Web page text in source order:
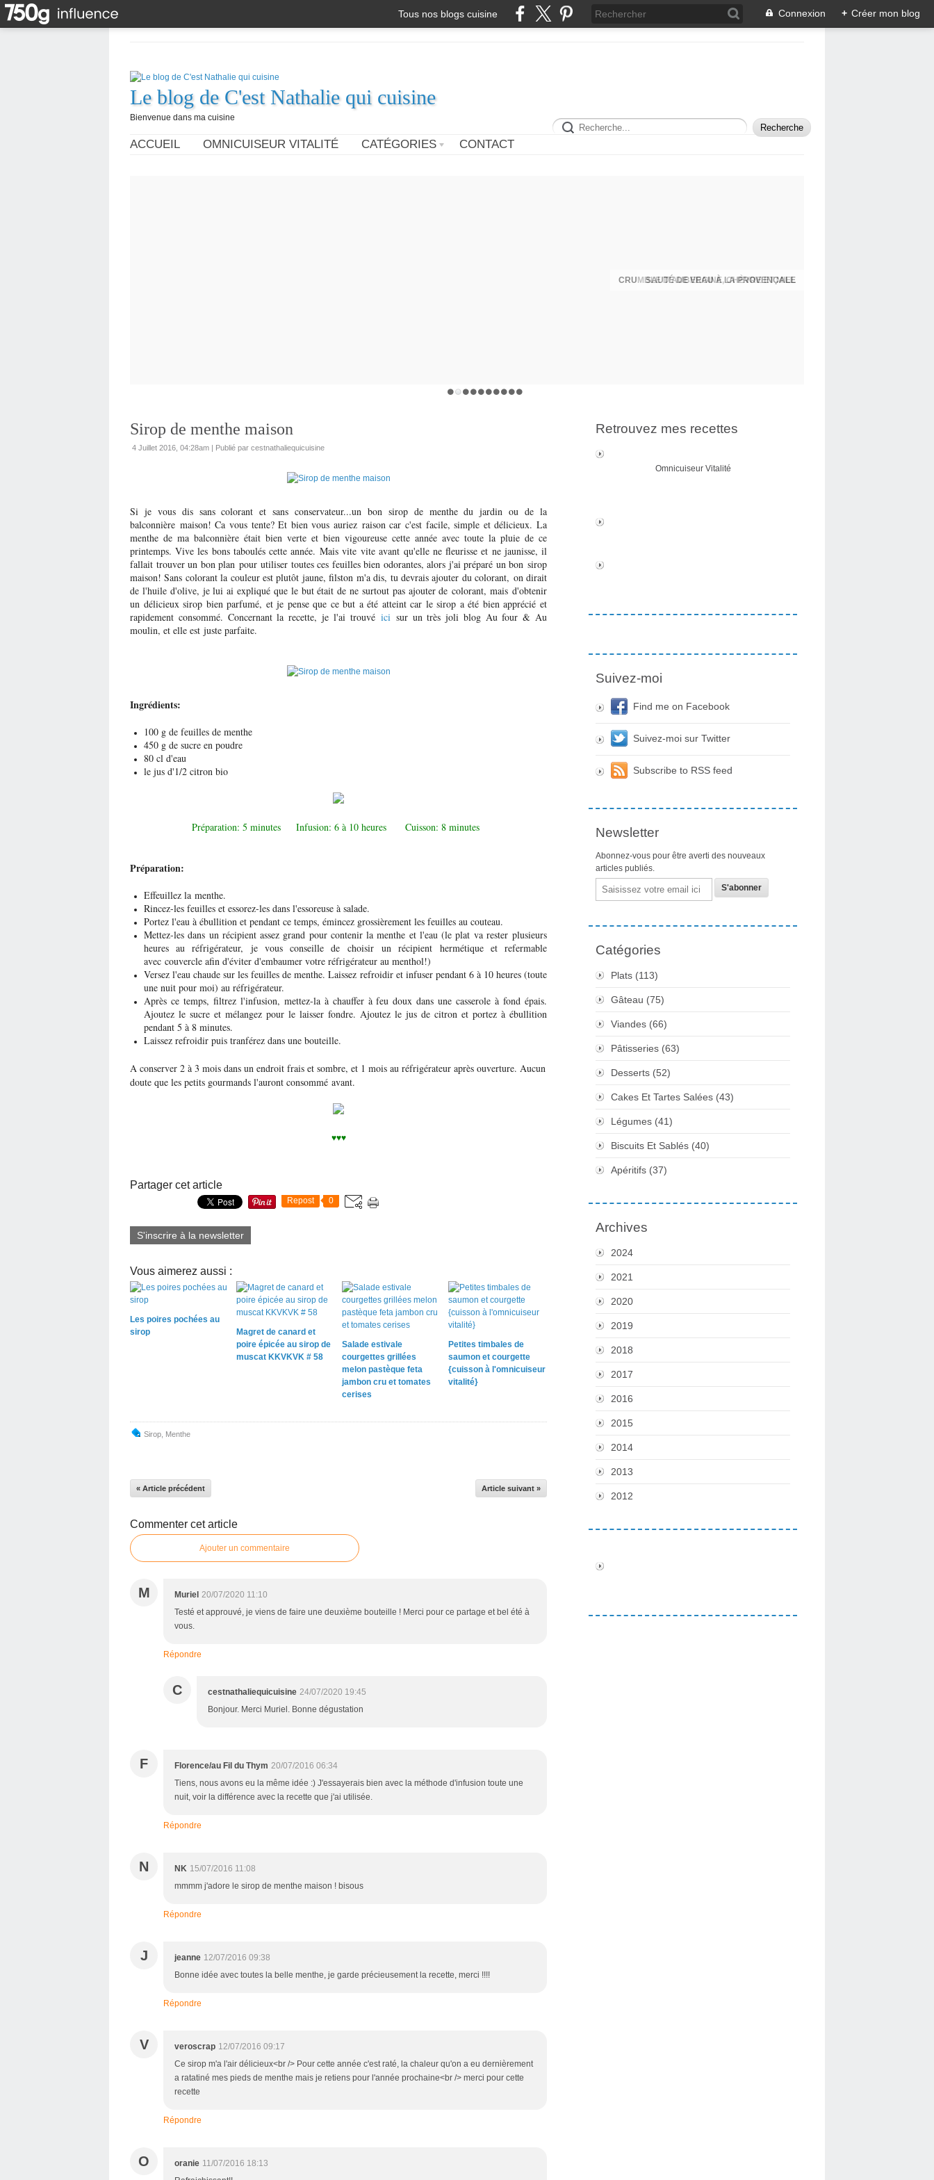
Tous nos blogs cuisine Connexion + Créer mon blog
Le blog de C'est Nathalie qui cuisine
Bienvenue dans ma cuisine
ACCUEIL OMNICUISEUR VITALITÉ CATÉGORIES CONTACT
SAUTÉ DE VEAU À LA PROVENÇALE
Sirop de menthe maison
4 Juillet 2016, 04:28am | Publié par cestnathaliequicuisine
Si je vous dis sans colorant et sans conservateur...un bon sirop de menthe du jardin ou de la
balconnière maison! Ca vous tente? Et bien vous auriez raison car c'est facile, simple et délicieux. La
menthe de ma balconnière était bien verte et bien vigoureuse cette année avec toute la pluie de ce
printemps. Vive les bons taboulés cette année. Mais vite vite avant qu'elle ne fleurisse et ne jaunisse, il
fallait trouver un bon plan pour utiliser toutes ces feuilles bien odorantes, alors j'ai préparé un bon sirop
maison! Sans colorant la couleur est plutôt jaune, filston m'a dis, tu devrais ajouter du colorant, on dirait
de l'huile d'olive, je lui ai expliqué que le but était de ne surtout pas ajouter de colorant, mais d'obtenir
un délicieux sirop bien parfumé, et je pense que ce but a été atteint car le sirop a été bien apprécié et
rapidement consommé. Concernant la recette, je l'ai trouvéici sur un très joli blog Au four & Au
moulin, et elle est juste parfaite.
Ingrédients:
100 g de feuilles de menthe
450 g de sucre en poudre
80 cl d'eau
le jus d'1/2 citron bio
Préparation: 5 minutes Infusion: 6 à 10 heures Cuisson: 8 minutes
Préparation:
Effeuillez la menthe.
Rincez-les feuilles et essorez-les dans l'essoreuse à salade.
Portez l'eau à ébullition et pendant ce temps, émincez grossièrement les feuilles au couteau.
Mettez-les dans un récipient assez grand pour contenir la menthe et l'eau (le plat va rester plusieurs
heures au réfrigérateur, je vous conseille de choisir un récipient hermétique et refermable
avec couvercle afin d'éviter d'embaumer votre réfrigérateur au menthol!)
Versez l'eau chaude sur les feuilles de menthe. Laissez refroidir et infuser pendant 6 à 10 heures (toute
une nuit pour moi) au réfrigérateur.
Après ce temps, filtrez l'infusion, mettez-la à chauffer à feu doux dans une casserole à fond épais.
Ajoutez le sucre et mélangez pour le laisser fondre. Ajoutez le jus de citron et portez à ébullition
pendant 5 à 8 minutes.
Laissez refroidir puis tranférez dans une bouteille.
A conserver 2 à 3 mois dans un endroit frais et sombre, et 1 mois au réfrigérateur après ouverture. Aucun
doute que les petits gourmands l'auront consommé avant.
♥♥♥
Partager cet article
Repost 0
S'inscrire à la newsletter
Vous aimerez aussi :
Les poires pochées au
sirop
Magret de canard et
poire épicée au sirop de
muscat KKVKVK # 58
Salade estivale
courgettes grillées
melon pastèque feta
jambon cru et tomates
cerises
Petites timbales de
saumon et courgette
{cuisson à l'omnicuiseur
vitalité}
Sirop Menthe
« Article précédent Article suivant »
Commenter cet article
Ajouter un commentaire
M Muriel 20/07/2020 11:10
Testé et approuvé, je viens de faire une deuxième bouteille ! Merci pour ce partage et bel été à
vous.
Répondre
C cestnathaliequicuisine 24/07/2020 19:45
Bonjour. Merci Muriel. Bonne dégustation
F Florence/au Fil du Thym 20/07/2016 06:34
Tiens, nous avons eu la même idée :) J'essayerais bien avec la méthode d'infusion toute une
nuit, voir la différence avec la recette que j'ai utilisée.
Répondre
N NK 15/07/2016 11:08
mmmm j'adore le sirop de menthe maison ! bisous
Répondre
J jeanne 12/07/2016 09:38
Bonne idée avec toutes la belle menthe, je garde précieusement la recette, merci !!!!
Répondre
V veroscrap 12/07/2016 09:17
Ce sirop m'a l'air délicieux<br /> Pour cette année c'est raté, la chaleur qu'on a eu dernièrement
a ratatiné mes pieds de menthe mais je retiens pour l'année prochaine<br /> merci pour cette
recette
Répondre
O oranie 11/07/2016 18:13
Retrouvez mes recettes
Omnicuiseur Vitalité
Suivez-moi
Find me on Facebook
Suivez-moi sur Twitter
Subscribe to RSS feed
Newsletter
Abonnez-vous pour être averti des nouveaux
articles publiés.
Email
Catégories
Plats (113)
Gâteau (75)
Viandes (66)
Pâtisseries (63)
Desserts (52)
Cakes Et Tartes Salées (43)
Légumes (41)
Biscuits Et Sablés (40)
Apéritifs (37)
Archives
2024
2021
2020
2019
2018
2017
2016
2015
2014
2013
2012